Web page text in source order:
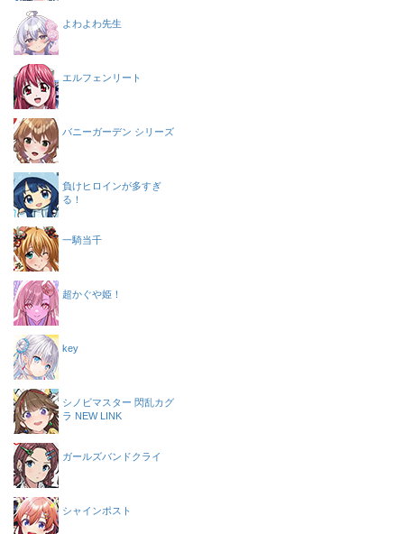
よわよわ先生
エルフェンリート
バニーガーデン シリーズ
負けヒロインが多すぎ
る！
一騎当千
超かぐや姫！
key
シノビマスター 閃乱カグ
ラ NEW LINK
ガールズバンドクライ
シャインポスト